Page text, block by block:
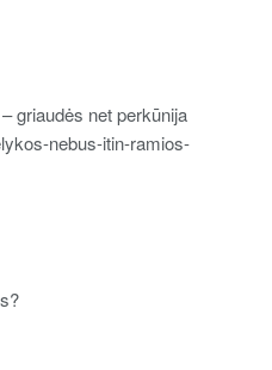
griaudės net perkūnija
nebus-itin-ramios-